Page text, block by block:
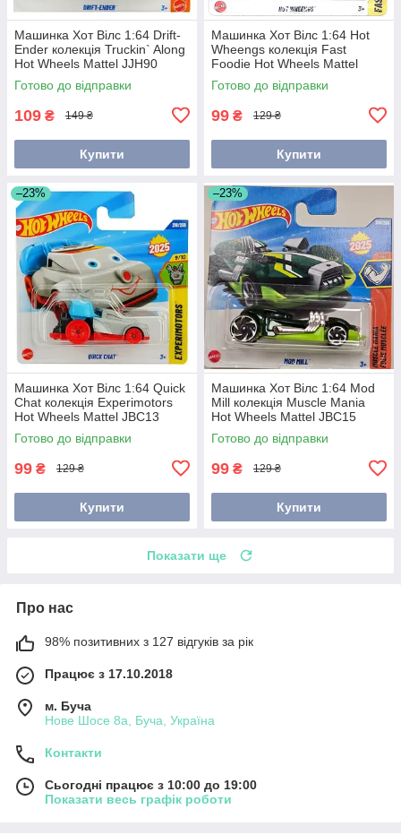
Машинка Хот Вілс 1:64 Drift-
Ender колекція Truckin` Along
Hot Wheels Mattel JJH90
Готово до відправки
109 ₴ 149 ₴
Купити
Машинка Хот Вілс 1:64 Hot
Wheengs колекція Fast
Foodie Hot Wheels Mattel
JBC02
Готово до відправки
99 ₴ 129 ₴
Купити
–23%
Машинка Хот Вілс 1:64 Quick
Chat колекція Experimotors
Hot Wheels Mattel JBC13
Готово до відправки
99 ₴ 129 ₴
Купити
–23%
Машинка Хот Вілс 1:64 Mod
Mill колекція Muscle Mania
Hot Wheels Mattel JBC15
Готово до відправки
99 ₴ 129 ₴
Купити
Показати ще
Про нас
98% позитивних з 127 відгуків за рік
Працює з 17.10.2018
м. Буча
Нове Шосе 8а, Буча, Україна
Контакти
Сьогодні працює з 10:00 до 19:00
Показати весь графік роботи